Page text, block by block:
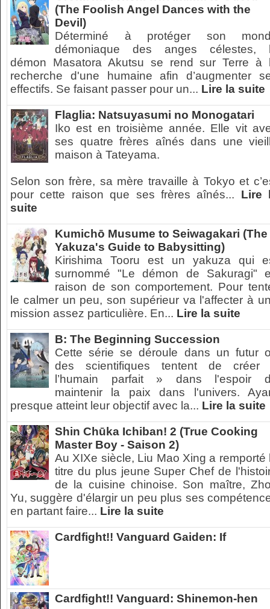
(The Foolish Angel Dances with the
Devil)
Déterminé à protéger son
démoniaque des anges célestes,
démon Masatora Akutsu se rend sur Terre à
recherche d'une humaine afin d’augmenter
effectifs. Se faisant passer pour un... Lire la suite
Flaglia: Natsuyasumi no Monogatari
Iko est en troisième année. Elle vit
ses quatre frères aînés dans une
maison à Tateyama.
Selon son frère, sa mère travaille à Tokyo et
pour cette raison que ses frères aînés... Lire
suite
Kumichō Musume to Seiwagakari (The
Yakuza's Guide to Babysitting)
Kirishima Tooru est un yakuza qui
surnommé "Le démon de Sakuragi"
raison de son comportement. Pour
le calmer un peu, son supérieur va l'affecter à
mission assez particulière. En... Lire la suite
B: The Beginning Succession
Cette série se déroule dans un futur
des scientifiques tentent de créer
l’humain parfait » dans l'espoir
maintenir la paix dans l'univers.
presque atteint leur objectif avec la... Lire la suite
Shin Chūka Ichiban! 2 (True Cooking
Master Boy - Saison 2)
Au XIXe siècle, Liu Mao Xing a remporté
titre du plus jeune Super Chef de
de la cuisine chinoise. Son maître,
Yu, suggère d'élargir un peu plus ses
en partant faire... Lire la suite
Cardfight!! Vanguard Gaiden: If
Cardfight!! Vanguard: Shinemon-hen